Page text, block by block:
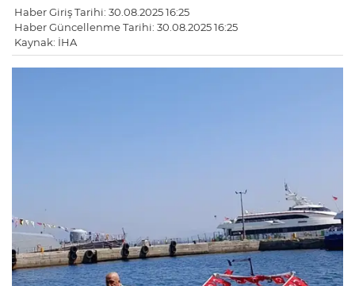
Haber Giriş Tarihi: 30.08.2025 16:25
Haber Güncellenme Tarihi: 30.08.2025 16:25
Kaynak: İHA